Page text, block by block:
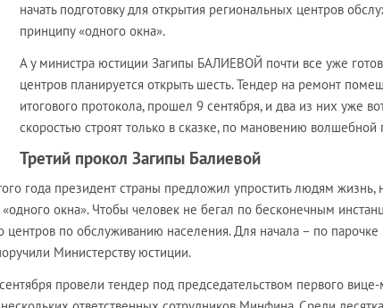
начать подготовку для открытия региональных центров
принципу «одного окна».
А у министра юстиции Загипы БАЛИЕВОЙ почти все уже
центров планируется открыть шесть. Тендер на ремонт
итогового протокола, прошел 9 сентября, и два из них уже
скоростью строят только в сказке, по мановению волшебной
Третий прокол Загипы Балиевой
года президент страны предложил упростить людям жизнь,
окна». Чтобы человек не бегал по бесконечным
центров по обслуживанию населения. Для начала – по
Министерству юстиции.
провели тендер под председательством первого